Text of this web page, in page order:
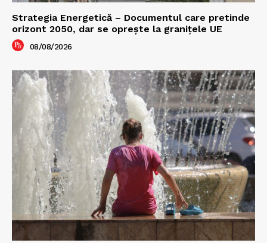
Strategia Energetică – Documentul care pretinde
orizont 2050, dar se oprește la granițele UE
08/08/2026